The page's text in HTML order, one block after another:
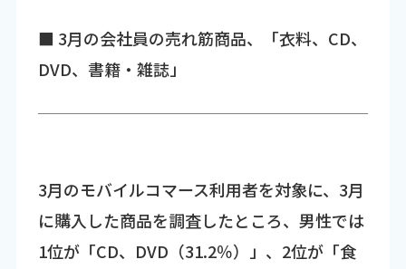
■ 3月の会社員の売れ筋商品、「衣料、CD、
DVD、書籍・雑誌」
3月のモバイルコマース利用者を対象に、3月
に購入した商品を調査したところ、男性では
1位が「CD、DVD（31.2％）」、2位が「食